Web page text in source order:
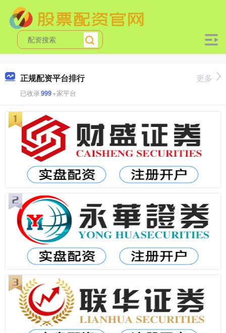
正规配资平台排行
已收录999+家平台
更多